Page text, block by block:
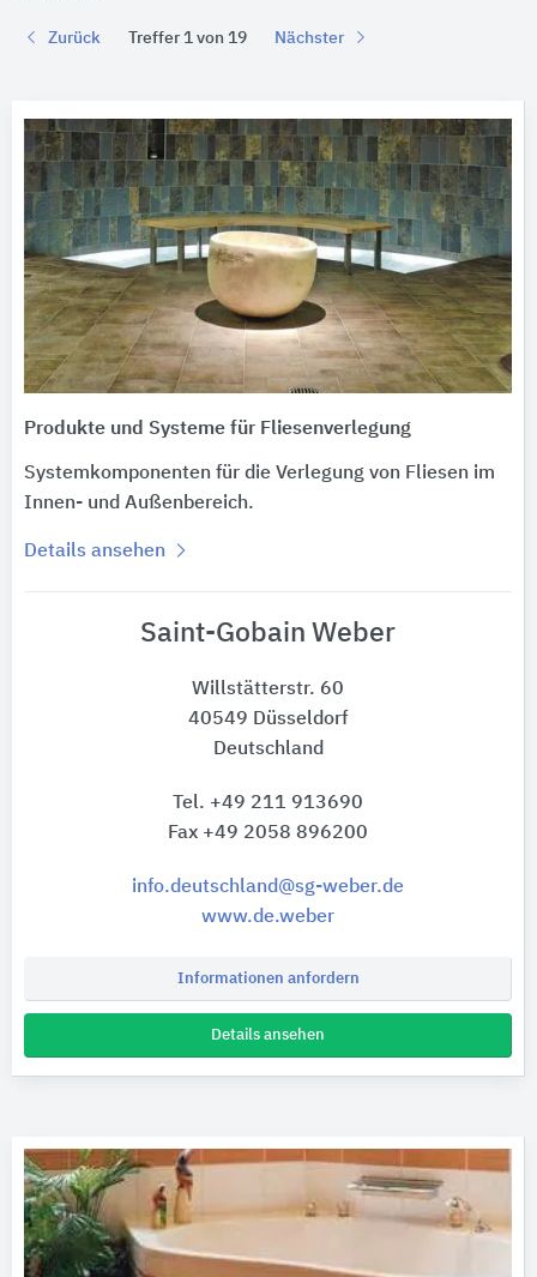
Zurück Treffer 1 von 19 Nächster
Produkte und Systeme für Fliesenverlegung
Systemkomponenten für die Verlegung von Fliesen im
Innen- und Außenbereich.
Details ansehen
Saint-Gobain Weber
Willstätterstr. 60
40549 Düsseldorf
Deutschland
Tel. +49 211 913690
Fax +49 2058 896200
info.deutschland@sg-weber.de
www.de.weber
Informationen anfordern
Details ansehen